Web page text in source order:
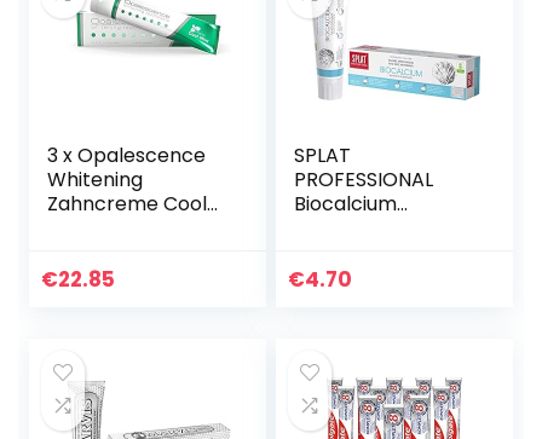
3 x Opalescence
Whitening
Zahncreme Cool
€22.85
SPLAT
PROFESSIONAL
Biocalcium
tandglazuur –
€4.70